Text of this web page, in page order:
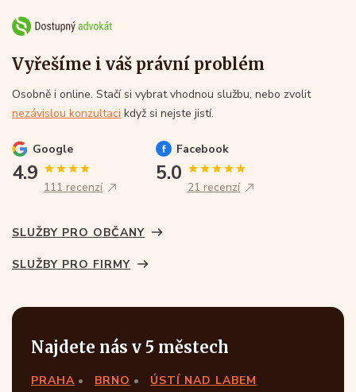
Vyřešíme i váš právní problém
Osobně i online. Stačí si vybrat vhodnou službu, nebo zvolit
nezávislou konzultaci když si nejste jistí.
Google
4.9
111 recenzí
Facebook
5.0
21 recenzí
SLUŽBY PRO OBČANY
SLUŽBY PRO FIRMY
Najdete nás v 5 městech
PRAHA BRNO
ÚSTÍ NAD LABEM